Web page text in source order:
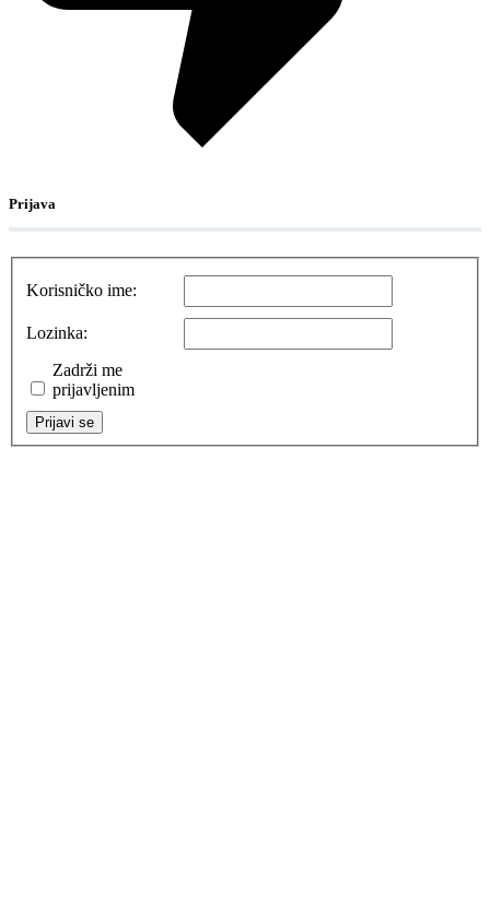
Prijava
Korisničko ime:
Lozinka:
Zadrži me
prijavljenim
Prijavi se